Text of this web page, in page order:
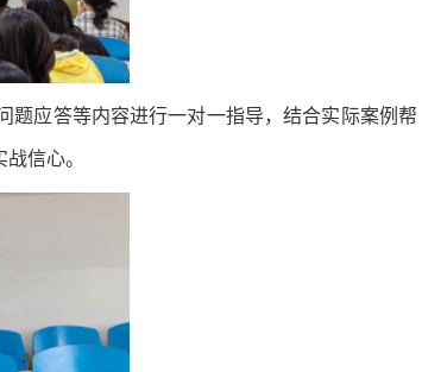
题应答等内容进行一对一指导，结合实际案例帮
信心。